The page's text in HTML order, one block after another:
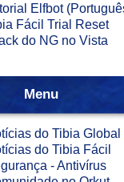
Elfbot
Fácil Trial Reset
do NG no Vista
Menu
do Tibia Global
do Tibia Fácil
- Antivírus